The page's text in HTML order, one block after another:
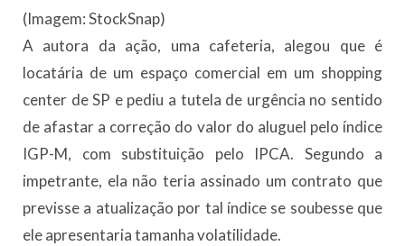
(Imagem: StockSnap)
A autora da ação, uma cafeteria, alegou que é
locatária de um espaço comercial em um shopping
center de SP e pediu a tutela de urgência no sentido
de afastar a correção do valor do aluguel pelo índice
IGP-M, com substituição pelo IPCA. Segundo a
impetrante, ela não teria assinado um contrato que
previsse a atualização por tal índice se soubesse que
ele apresentaria tamanha volatilidade.